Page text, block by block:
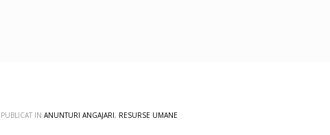
PUBLICAT IN ANUNTURI ANGAJARI, RESURSE UMANE